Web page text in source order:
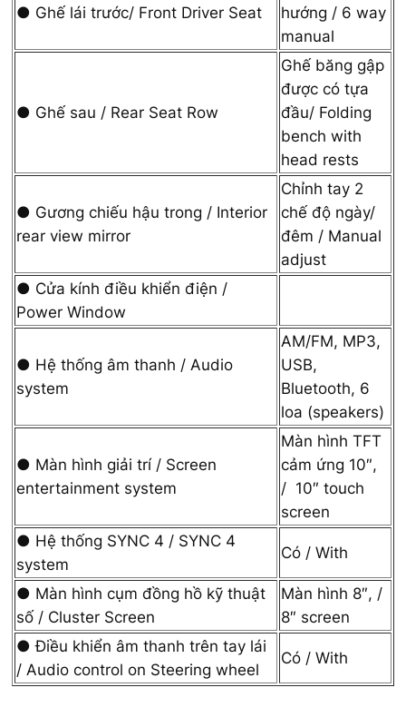
● Ghế lái trước/ Front Driver Seat
hướng / 6 way
manual
● Ghế sau / Rear Seat Row
Ghế băng gập
được có tựa
đầu/ Folding
bench with
head rests
● Gương chiếu hậu trong / Interior
rear view mirror
Chỉnh tay 2
chế độ ngày/
đêm / Manual
adjust
● Cửa kính điều khiển điện /
Power Window
● Hệ thống âm thanh / Audio
system
AM/FM, MP3,
USB,
Bluetooth, 6
loa (speakers)
● Màn hình giải trí / Screen
entertainment system
Màn hình TFT
cảm ứng 10″,
/ 10″ touch
screen
● Hệ thống SYNC 4 / SYNC 4
system
Có / With
● Màn hình cụm đồng hồ kỹ thuật
số / Cluster Screen
Màn hình 8″, /
8″ screen
● Điều khiển âm thanh trên tay lái
/ Audio control on Steering wheel
Có / With